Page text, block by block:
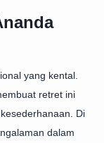
yang kental.
retret ini
Di
dalam